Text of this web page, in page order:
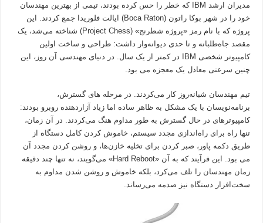
مدیران ارشد IBM که خطر را حس کرده بودند، تیمی از بهترین مهندسان
خود را در شهر بوکا راتون (Boca Raton) ایالت فلوریدا جمع کردند. این
پروژه که با نام رمز «پروژه شطرنج» (Project Chess) شناخته می‌شد، یک
مقصد جاه‌طلبانه و تا حدی دیوانه‌وار داشت: طراحی و ساخت اولین
کامپیوتر شخصی IBM در کمتر از یک سال. در دنیای مهندسی آن روز، این
چنین سرعتی معادل یک معجزه می بود.
تیم مهندسان شبانه‌روز کار می‌کردند. در مرحله های گسترش،
برنامه‌نویسان با یک مشکل به ظاهر ساده اما زیاد آزاردهنده روبرو بودند:
کامپیوترهای در حال گسترش به طور مداوم هنگ می‌کردند. در آن زمان،
تنها راه برای راه‌اندازی مجدد سیستم، خاموش کردن کامل دستگاه از
طریق دکمه پاور، صبر کردن برای تخلیه خازن‌ها، و روشن کردن مجدد آن
می بود. این فرآیند که به آن «Hard Reboot» می‌گویند، نه تنها چند دقیقه
زمان مهندسان را تلف می‌کرد، بلکه خاموش و روشن شدن مداوم به
سخت‌افزار دستگاه نیز صدمه می‌رساند.